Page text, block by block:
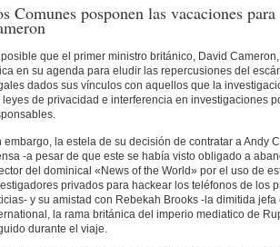
Comunes posponen las vacaciones
posible que el primer ministro británico, David
en su agenda para eludir las repercusiones del
dados sus vínculos con aquellos que la
leyes de privacidad e interferencia en investigaciones
embargo, la estela de su decisión de contratar a Andy
-a pesar de que este se había visto obligado a
del dominical «News of the World» por el uso de
privados para hackear los teléfonos de los
y su amistad con Rebekah Brooks -la dimitida
la rama británica del imperio mediatico de
durante el viaje.